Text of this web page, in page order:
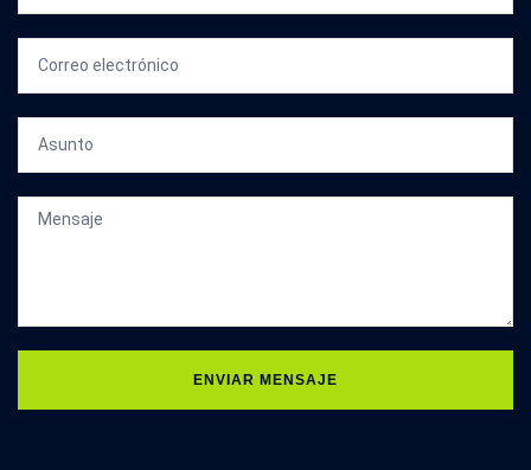
ENVIAR MENSAJE